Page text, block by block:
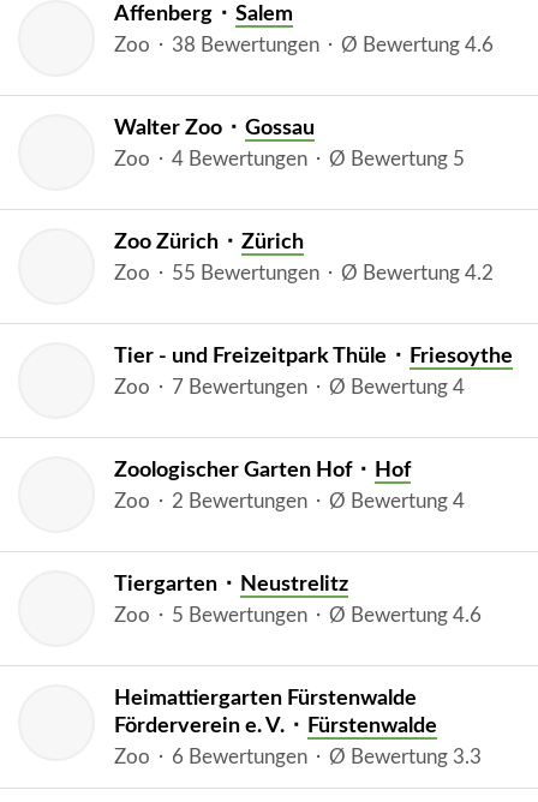
Affenberg ⬝ Salem
Zoo ⬝ 38 Bewertungen ⬝ Ø Bewertung 4.6
Walter Zoo ⬝ Gossau
Zoo ⬝ 4 Bewertungen ⬝ Ø Bewertung 5
Zoo Zürich ⬝ Zürich
Zoo ⬝ 55 Bewertungen ⬝ Ø Bewertung 4.2
Tier - und Freizeitpark Thüle ⬝ Friesoythe
Zoo ⬝ 7 Bewertungen ⬝ Ø Bewertung 4
Zoologischer Garten Hof ⬝ Hof
Zoo ⬝ 2 Bewertungen ⬝ Ø Bewertung 4
Tiergarten ⬝ Neustrelitz
Zoo ⬝ 5 Bewertungen ⬝ Ø Bewertung 4.6
Heimattiergarten Fürstenwalde
Förderverein e. V. ⬝ Fürstenwalde
Zoo ⬝ 6 Bewertungen ⬝ Ø Bewertung 3.3